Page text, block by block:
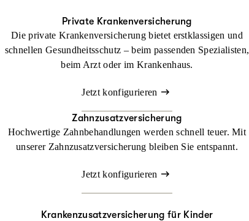
Private Krankenversicherung
Die private Krankenversicherung bietet erstklassigen und
schnellen Gesundheitsschutz – beim passenden Spezialisten,
beim Arzt oder im Krankenhaus.
Jetzt konfigurieren
Zahnzusatzversicherung
Hochwertige Zahnbehandlungen werden schnell teuer. Mit
unserer Zahnzusatzversicherung bleiben Sie entspannt.
Jetzt konfigurieren
Krankenzusatz­versicherung für Kinder